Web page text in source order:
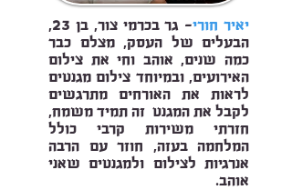
יאיר חורי
- גר בכרמי צור, בן 23,
הבעלים של העסק, מצלם כבר
כמה שנים, אוהב וחי את צילום
האירועים, ובמיוחד צילום מגנטים
לראות את האורחים מתרגשים
לקבל את המגנט זה תמיד משמח,
חזרתי משירות קרבי כולל
המלחמה בעזה, חוזר עם הרבה
אנרגיות לצילום ולמגנטים שאני
אוהב.